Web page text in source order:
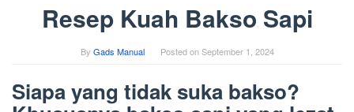
Resep Kuah Bakso Sapi
By Gads Manual Posted onSeptember 1, 2024
Siapa yang tidak suka bakso?